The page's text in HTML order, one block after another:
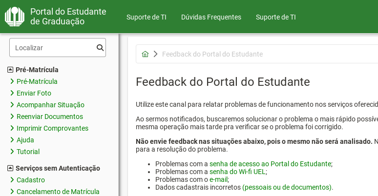
Portal do Estudante
de Graduação
Suporte de TI Dúvidas Frequentes Suporte de TI
Pré-Matrícula
Pré-Matrícula
Enviar Foto
Acompanhar Situação
Reenviar Documentos
Imprimir Comprovantes
Ajuda
Tutorial
Serviços sem Autenticação
Cadastro
Cancelamento de Matrícula
Feedback do Portal do Estudante
Feedback do Portal do Estudante
Utilize este canal para relatar problemas de funcionamento nos serviços
Ao sermos notificados, buscaremos solucionar o problema o mais rápido
mesma operação mais tarde pra verificar se o problema foi corrigido.
Não envie feedback nas situações abaixo, pois o mesmo não será analisado.
para a resolução do problema.
Problemas com a senha de acesso ao Portal do Estudante;
Problemas com a senha do Wi-fi UEL ;
Problemas com oe-mail;
Dados cadastrais incorretos (pessoais ou de documentos).